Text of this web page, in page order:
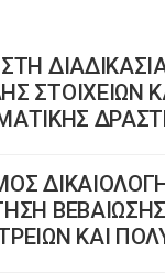
ΣΤΟΙΧΕΙΩΝ
ΒΕΒΑΙΩΣΗΣ
ΚΑΙ